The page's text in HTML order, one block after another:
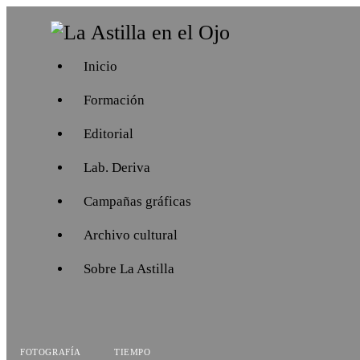
Inicio
Formación
Editorial
Lab. Deriva
Campañas gráficas
Archivo cultural
Sobre La Astilla
FOTOGRAFÍA TIEMPO